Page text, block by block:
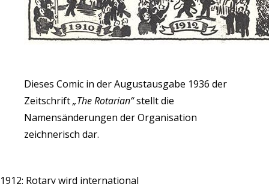
Dieses Comic in der Augustausgabe 1936 der
Zeitschrift„The Rotarian“stellt die
Namensänderungen der Organisation
zeichnerisch dar.
1912: Rotary wird international